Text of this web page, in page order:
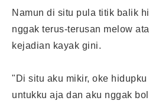
Namun di situ pula titik balik
nggak terus-terusan melow
kejadian kayak gini.
"Di situ aku mikir, oke
untukku aja dan aku nggak